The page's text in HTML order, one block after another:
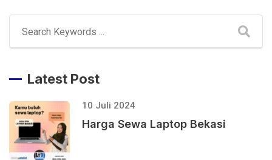
Latest Post
10 Juli 2024
Harga Sewa Laptop Bekasi